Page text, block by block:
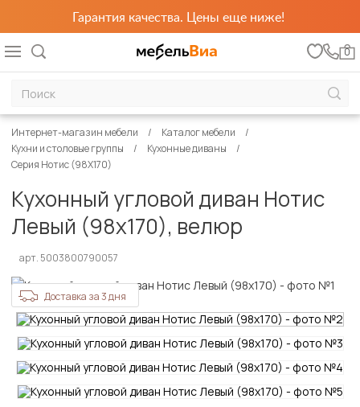
Гарантия качества. Цены еще ниже!
0
Интернет-магазин мебели
Каталог мебели
Кухни и столовые группы
Кухонные диваны
Серия Нотис (98Х170)
Кухонный угловой диван Нотис
Левый (98х170), велюр
арт. 5003800790057
Доставка за 3 дня